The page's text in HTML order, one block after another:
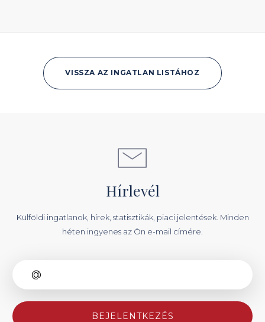
VISSZA AZ INGATLAN LISTÁHOZ
Hírlevél
Külföldi ingatlanok, hírek, statisztikák, piaci jelentések. Minden
héten ingyenes az Ön e-mail címére.
BEJELENTKEZÉS